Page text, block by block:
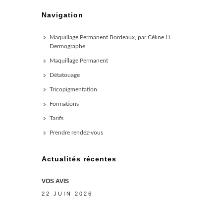
Navigation
Maquillage Permanent Bordeaux, par Céline H.
Dermographe
Maquillage Permanent
Détatouage
Tricopigmentation
Formations
Tarifs
Prendre rendez-vous
Actualités récentes
VOS AVIS
22 JUIN 2026